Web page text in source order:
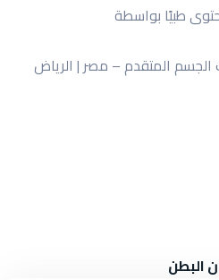
طبيًا بواسطة
الجسم المتقدم – مصر | الرياض
البطن